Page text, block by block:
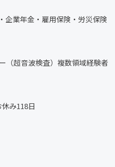
企業年金・雇用保険・労災保険
（超音波検査）複数領域経験者
み118日